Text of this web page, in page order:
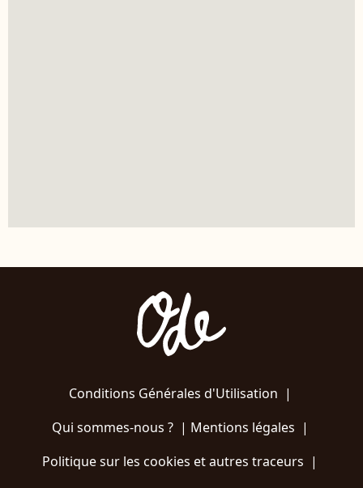
Conditions Générales d'Utilisation |
Qui sommes-nous ?| Mentions légales |
Politique sur les cookies et autres traceurs |